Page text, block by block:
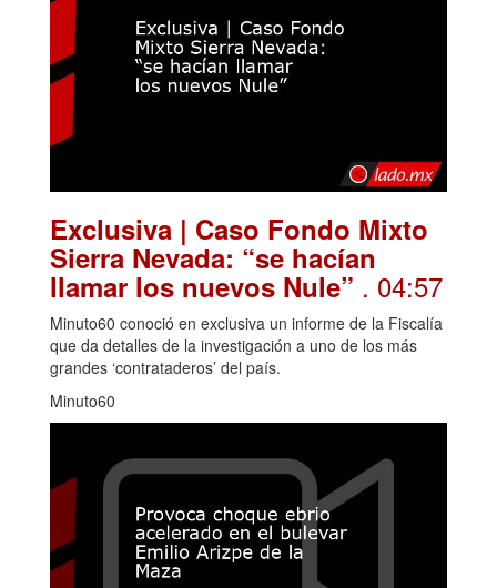
Exclusiva | Caso Fondo Mixto
Sierra Nevada: “se hacían
llamar los nuevos Nule” . 04:57
Minuto60 conoció en exclusiva un informe de la Fiscalía
que da detalles de la investigación a uno de los más
grandes ‘contrataderos’ del país.
Minuto60